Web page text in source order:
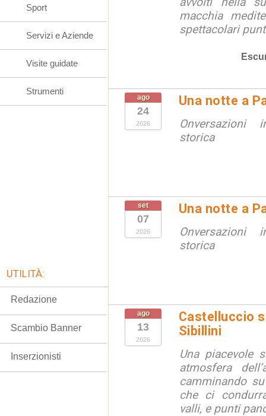
macchia
spettacolari
ago
24
2026
Una notte a
Onversazioni
storica
set
07
2026
Una notte a
Onversazioni
storica
ago
13
2026
Castelluccio
Sibillini
Una piacevole
atmosfera
camminando
che ci
valli, e punti
Sport
Servizi e Aziende
Visite guidate
Strumenti
UTILITÀ:
Redazione
Scambio Banner
Inserzionisti